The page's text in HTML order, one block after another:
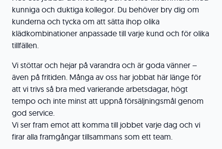
kunniga och duktiga kollegor. Du behöver bry dig om
kunderna och tycka om att sätta ihop olika
klädkombinationer anpassade till varje kund och för olika
tillfällen.
Vi stöttar och hejar på varandra och är goda vänner –
även på fritiden. Många av oss har jobbat här länge för
att vi trivs så bra med varierande arbetsdagar, högt
tempo och inte minst att uppnå försäljningsmål genom
god service.
Vi ser fram emot att komma till jobbet varje dag och vi
firar alla framgångar tillsammans som ett team.